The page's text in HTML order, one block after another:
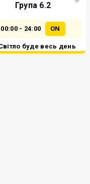
Група 6.2
00:00 - 24:00 ON
буде весь день